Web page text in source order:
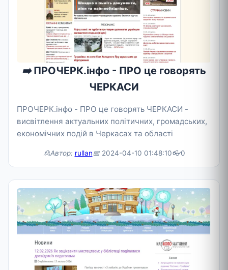
➡️ПРОЧЕРК.інфо - ПРО це говорять
ЧЕРКАСИ
ПРОЧЕРК.інфо - ПРО це говорять ЧЕРКАСИ -
висвітлення актуальних політичних, громадських,
економічних подій в Черкасах та області
🙎Автор: rullan📅2024-04-10 01:48:10👓0